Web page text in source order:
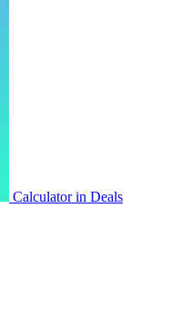
Calculator in Deals